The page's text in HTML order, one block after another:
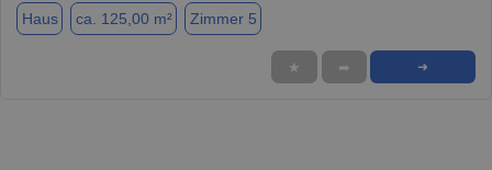
Haus ca. 125,00 m² Zimmer 5
★ ➦ ➜